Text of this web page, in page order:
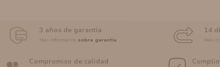
3 años de garantía
Más información sobre garantía
14
Más
Compromiso de calidad